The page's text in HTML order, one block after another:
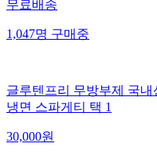
무료배송
1,047명 구매중
글루텐프리 무방부제 국내
냉면 스파게티 택 1
30,000원